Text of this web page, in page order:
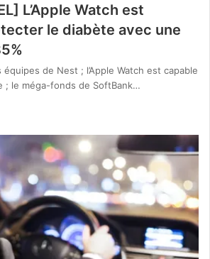
L’Apple Watch est
le diabète avec une
de Nest ; l’Apple Watch est capable
; le méga-fonds de SoftBank…